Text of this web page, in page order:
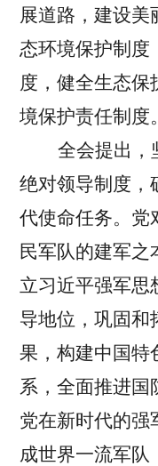
展道路，建设美
态环境保护制度
度，健全生态保
境保护责任制度。
全会提出，
绝对领导制度，
代使命任务。 党
民军队的建军之
立习近平强军思
导地位，巩固和
果，构建中国特
系，全面推进国
党在新时代的强
成世界一流军队